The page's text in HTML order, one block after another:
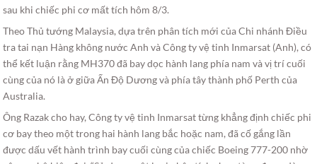
sau khi chiếc phi cơ mất tích hôm 8/3.
Theo Thủ tướng Malaysia, dựa trên phân tích mới của Chi nhánh Điều
tra tai nạn Hàng không nước Anh và Công ty vệ tinh Inmarsat (Anh), có
thể kết luận rằng MH370 đã bay dọc hành lang phía nam và vị trí cuối
cùng của nó là ở giữa Ấn Độ Dương và phía tây thành phố Perth của
Australia.
Ông Razak cho hay, Công ty vệ tinh Inmarsat từng khẳng định chiếc phi
cơ bay theo một trong hai hành lang bắc hoặc nam, đã cố gắng lần
được dấu vết hành trình bay cuối cùng của chiếc Boeing 777-200 nhờ